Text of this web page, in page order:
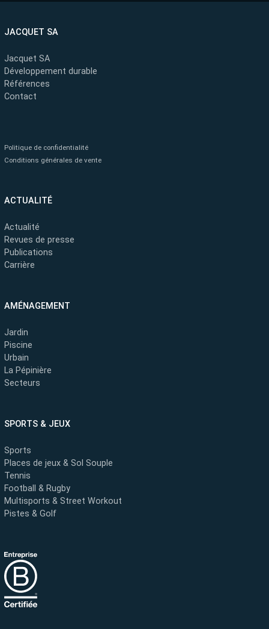
JACQUET SA
Jacquet SA
Développement durable
Références
Contact
Politique de confidentialité
Conditions générales de vente
ACTUALITÉ
Actualité
Revues de presse
Publications
Carrière
AMÉNAGEMENT
Jardin
Piscine
Urbain
La Pépinière
Secteurs
SPORTS & JEUX
Sports
Places de jeux & Sol Souple
Tennis
Football & Rugby
Multisports & Street Workout
Pistes & Golf